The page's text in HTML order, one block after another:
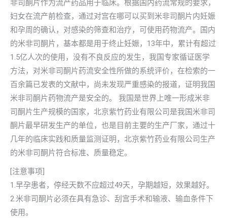
非司酮片作为流产药品用于临床。根据国内药流常规的要求，
妇女在流产前检查，通过对宫在哪可以买到米非司酮片内妊娠
和孕周的确认，对感染的筛查和治疗，可使用药物流产。国内
的米非司酮片，基本都是用于终止妊娠，13年中，累计有超过
1.5亿人次的使用，没有不良反应的发生，我国专家循证医学
方法，对米非司酮片药流安全性所做的系统评价，在检索的一
百余篇已发表的文献中，尚未发现严重感染的报道，证明我国
米非司酮片药物流产是安全的。 我国是世界上唯一形成米非
司酮片生产规模的国家，北京紫竹药业有限公司是我国米非司
酮片最早研发生产的单位，也是目前主要的生产厂家，通过十
几年的临床实践和质量监测证明，北京紫竹药业有限公司生产
的米非司酮片符合标准、质量稳定。
[注意事项]
1.早孕患者，停经天数不应超过49天，孕期越短，效果越好。
2.米非司酮片必须在具有急诊、刮宫手术和输液、输血条件下
使用。